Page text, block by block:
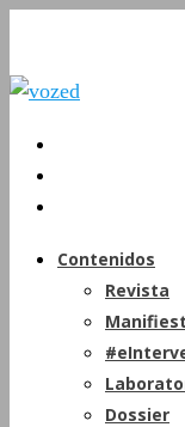
Contenidos
Revista
Dossier